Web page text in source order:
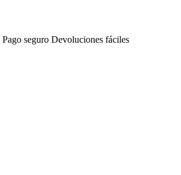
Pago seguro Devoluciones fáciles